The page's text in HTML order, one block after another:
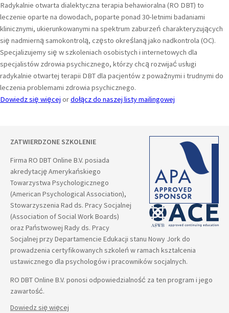
Radykalnie otwarta dialektyczna terapia behawioralna (RO DBT) to
leczenie oparte na dowodach, poparte ponad 30-letnimi badaniami
klinicznymi, ukierunkowanymi na spektrum zaburzeń charakteryzujących
się nadmierną samokontrolą, często określaną jako nadkontrola (OC).
Specjalizujemy się w szkoleniach osobistych i internetowych dla
specjalistów zdrowia psychicznego, którzy chcą rozwijać usługi
radykalnie otwartej terapii DBT dla pacjentów z poważnymi i trudnymi do
leczenia problemami zdrowia psychicznego.
Dowiedz się więcej ordołącz do naszej listy mailingowej
ZATWIERDZONE SZKOLENIE
Firma RO DBT Online B.V. posiada
akredytację Amerykańskiego
Towarzystwa Psychologicznego
(American Psychological Association),
Stowarzyszenia Rad ds. Pracy Socjalnej
(Association of Social Work Boards)
oraz Państwowej Rady ds. Pracy
Socjalnej przy Departamencie Edukacji stanu Nowy Jork do
prowadzenia certyfikowanych szkoleń w ramach kształcenia
ustawicznego dla psychologów i pracowników socjalnych.
RO DBT Online B.V. ponosi odpowiedzialność za ten program i jego
zawartość.
Dowiedz się więcej